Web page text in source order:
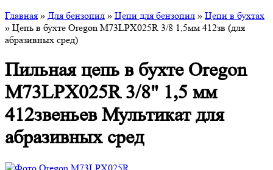
Главная » Для бензопил » Цепи для бензопил » Цепи в бухтах
» Цепь в бухте Oregon M73LPX025R 3/8 1,5мм 412зв (для
абразивных сред)
Пильная цепь в бухте Oregon
M73LPX025R 3/8" 1,5 мм
412звеньев Мультикат для
абразивных сред